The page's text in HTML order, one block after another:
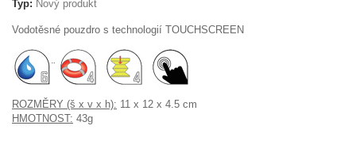
Typ: Nový produkt
Vodotěsné pouzdro s technologií TOUCHSCREEN
¨
ROZMĚRY (š x v x h): 11 x 12 x 4.5 cm
HMOTNOST: 43g